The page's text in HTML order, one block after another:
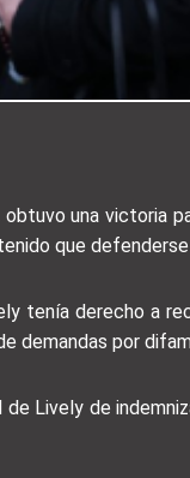
una victoria
que
tenía derecho a
demandas por
Lively de